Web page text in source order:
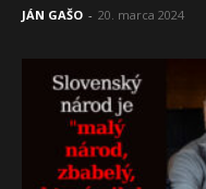
JÁN GAŠO - 20. marca 2024